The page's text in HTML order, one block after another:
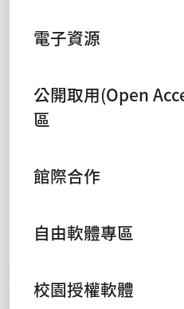
電子資源
公開取用(Open
區
館際合作
自由軟體專區
校園授權軟體